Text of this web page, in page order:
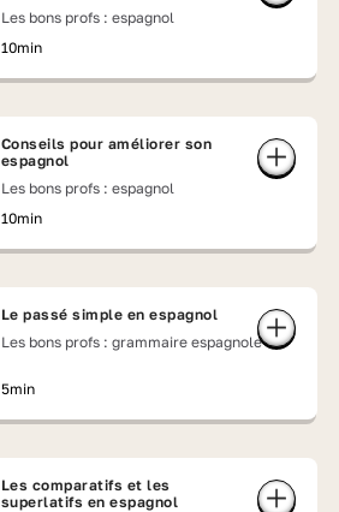
Les bons profs : espagnol
10min
Conseils pour améliorer son
espagnol
Les bons profs : espagnol
10min
Le passé simple en espagnol
Les bons profs : grammaire espagnole
5min
Les comparatifs et les
superlatifs en espagnol